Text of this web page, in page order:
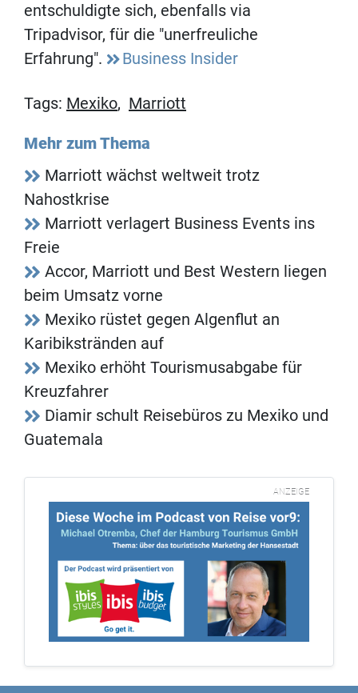
entschuldigte sich, ebenfalls via
Tripadvisor, für die "unerfreuliche
Erfahrung".
Business Insider
Tags: Mexiko, Marriott
Mehr zum Thema
Marriott wächst weltweit trotz
Nahostkrise
Marriott verlagert Business Events ins
Freie
Accor, Marriott und Best Western liegen
beim Umsatz vorne
Mexiko rüstet gegen Algenflut an
Karibikstränden auf
Mexiko erhöht Tourismusabgabe für
Kreuzfahrer
Diamir schult Reisebüros zu Mexiko und
Guatemala
ANZEIGE